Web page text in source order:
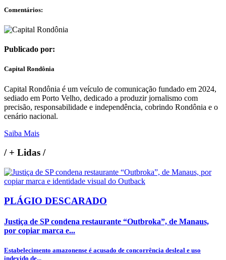
Comentários:
Publicado por:
Capital Rondônia
Capital Rondônia é um veículo de comunicação fundado em 2024,
sediado em Porto Velho, dedicado a produzir jornalismo com
precisão, responsabilidade e independência, cobrindo Rondônia e o
cenário nacional.
Saiba Mais
/+ Lidas /
PLÁGIO DESCARADO
Justiça de SP condena restaurante “Outbroka”, de Manaus,
por copiar marca e...
Estabelecimento amazonense é acusado de concorrência desleal e uso
indevido de...